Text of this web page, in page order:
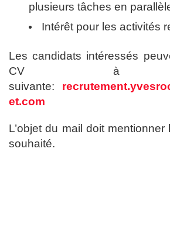
plusieurs tâches en
Intérêt pour les activités
Les candidats intéressés
CV à
suivante:
et.com
L’objet du mail doit mentionner
souhaité.